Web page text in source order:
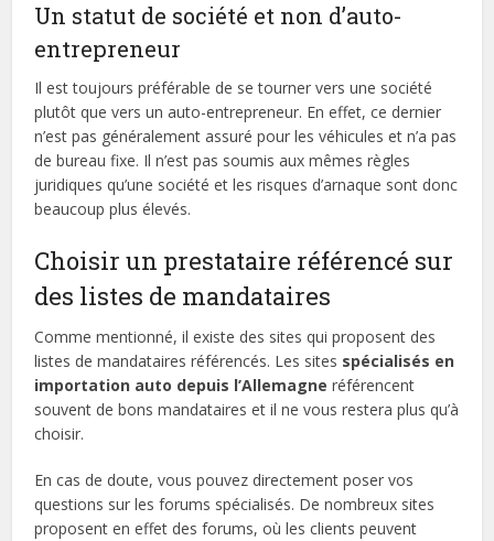
Un statut de société et non d’auto-
entrepreneur
Il est toujours préférable de se tourner vers une société
plutôt que vers un auto-entrepreneur. En effet, ce dernier
n’est pas généralement assuré pour les véhicules et n’a pas
de bureau fixe. Il n’est pas soumis aux mêmes règles
juridiques qu’une société et les risques d’arnaque sont donc
beaucoup plus élevés.
Choisir un prestataire référencé sur
des listes de mandataires
Comme mentionné, il existe des sites qui proposent des
listes de mandataires référencés. Les sites spécialisés en
importation auto depuis l’Allemagne référencent
souvent de bons mandataires et il ne vous restera plus qu’à
choisir.
En cas de doute, vous pouvez directement poser vos
questions sur les forums spécialisés. De nombreux sites
proposent en effet des forums, où les clients peuvent